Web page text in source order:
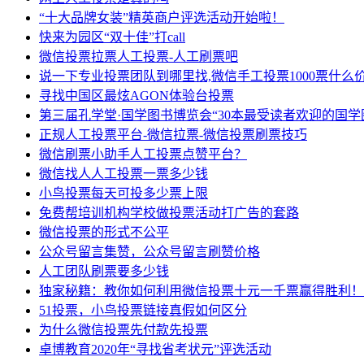
“十大品牌女装”精英商户评选活动开始啦！
快来为园区“双十佳”打call
微信投票拉票人工投票-人工刷票吧
说一下专业投票团队到哪里找,微信手工投票1000票什么
寻找中国区最炫AGON体验台投票
第三届孔学堂·国学图书博览会“30本最受读者欢迎的国
正规人工投票平台-微信拉票-微信投票刷票技巧
微信刷票小助手人工投票点赞平台？
微信找人人工投票一票多少钱
小鸟投票每天可投多少票上限
免费帮培训机构学校做投票活动打广告的套路
微信投票的形式不公平
公众号留言集赞，公众号留言刷赞价格
人工团队刷票要多少钱
独家秘籍：教你如何利用微信投票十元一千票赢得胜利！
51投票，小鸟投票链接真假如何区分
为什么微信投票先付款先投票
卓博教育2020年“寻找省考状元”评选活动